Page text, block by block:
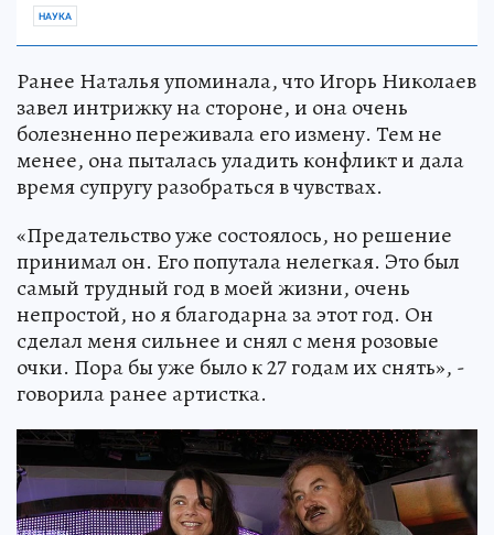
НАУКА
Ранее Наталья упоминала, что Игорь Николаев
завел интрижку на стороне, и она очень
болезненно переживала его измену. Тем не
менее, она пыталась уладить конфликт и дала
время супругу разобраться в чувствах.
«Предательство уже состоялось, но решение
принимал он. Его попутала нелегкая. Это был
самый трудный год в моей жизни, очень
непростой, но я благодарна за этот год. Он
сделал меня сильнее и снял с меня розовые
очки. Пора бы уже было к 27 годам их снять», -
говорила ранее артистка.